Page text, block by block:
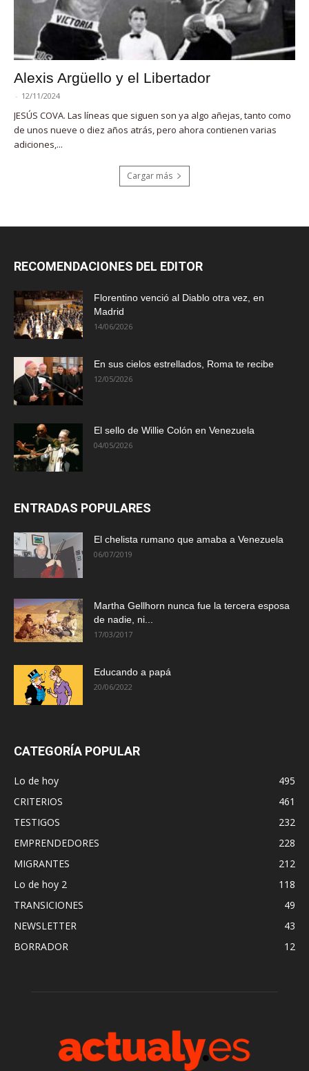
Alexis Argüello y el Libertador
- 12/11/2024
JESÚS COVA. Las líneas que siguen son ya algo añejas, tanto como
de unos nueve o diez años atrás, pero ahora contienen varias
adiciones,...
Cargar más
RECOMENDACIONES DEL EDITOR
Florentino venció al Diablo otra vez, en
Madrid
14/06/2026
En sus cielos estrellados, Roma te recibe
12/05/2026
El sello de Willie Colón en Venezuela
04/05/2026
ENTRADAS POPULARES
El chelista rumano que amaba a Venezuela
06/07/2019
Martha Gellhorn nunca fue la tercera esposa
de nadie, ni...
17/03/2017
Educando a papá
20/06/2022
CATEGORÍA POPULAR
Lo de hoy
495
CRITERIOS
461
TESTIGOS
232
EMPRENDEDORES
228
MIGRANTES
212
Lo de hoy 2
118
TRANSICIONES
49
NEWSLETTER
43
BORRADOR
12